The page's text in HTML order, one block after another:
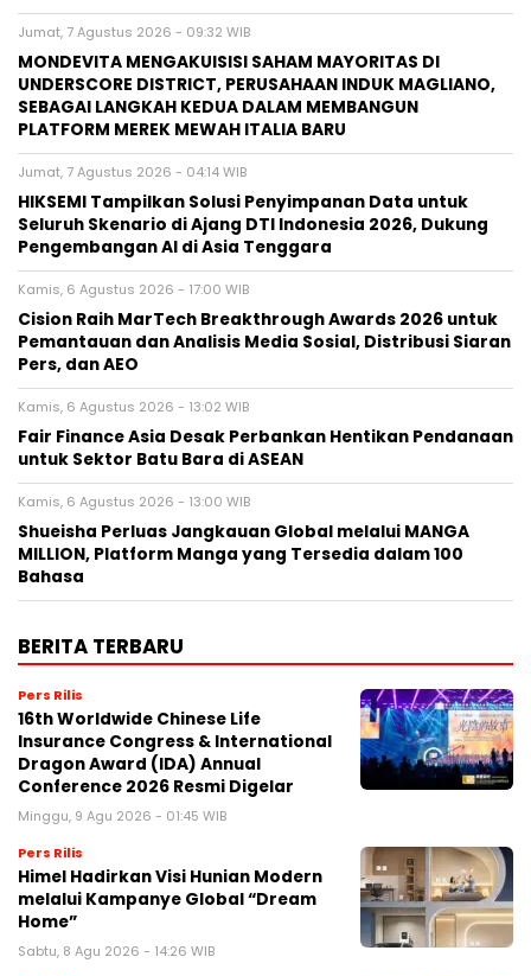
Jumat, 7 Agustus 2026 - 09:32 WIB
MONDEVITA MENGAKUISISI SAHAM MAYORITAS DI
UNDERSCORE DISTRICT, PERUSAHAAN INDUK MAGLIANO,
SEBAGAI LANGKAH KEDUA DALAM MEMBANGUN
PLATFORM MEREK MEWAH ITALIA BARU
Jumat, 7 Agustus 2026 - 04:14 WIB
HIKSEMI Tampilkan Solusi Penyimpanan Data untuk
Seluruh Skenario di Ajang DTI Indonesia 2026, Dukung
Pengembangan AI di Asia Tenggara
Kamis, 6 Agustus 2026 - 17:00 WIB
Cision Raih MarTech Breakthrough Awards 2026 untuk
Pemantauan dan Analisis Media Sosial, Distribusi Siaran
Pers, dan AEO
Kamis, 6 Agustus 2026 - 13:02 WIB
Fair Finance Asia Desak Perbankan Hentikan Pendanaan
untuk Sektor Batu Bara di ASEAN
Kamis, 6 Agustus 2026 - 13:00 WIB
Shueisha Perluas Jangkauan Global melalui MANGA
MILLION, Platform Manga yang Tersedia dalam 100
Bahasa
BERITA TERBARU
Pers Rilis
16th Worldwide Chinese Life
Insurance Congress & International
Dragon Award (IDA) Annual
Conference 2026 Resmi Digelar
Minggu, 9 Agu 2026 - 01:45 WIB
Pers Rilis
Himel Hadirkan Visi Hunian Modern
melalui Kampanye Global “Dream
Home”
Sabtu, 8 Agu 2026 - 14:26 WIB